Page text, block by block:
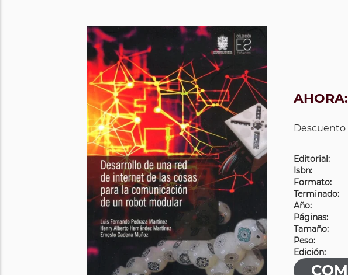
AHORA:
Descuento
Editorial:
Isbn:
Formato:
Terminado:
Año:
Páginas:
Tamaño:
Peso:
Edición: